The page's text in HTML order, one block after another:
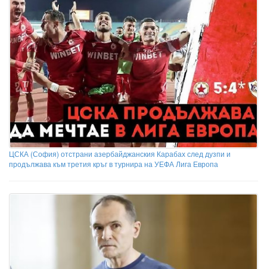
ЦСКА (София) отстрани азербайджанския Карабах след дузпи и
продължава към третия кръг в турнира на УЕФА Лига Европа